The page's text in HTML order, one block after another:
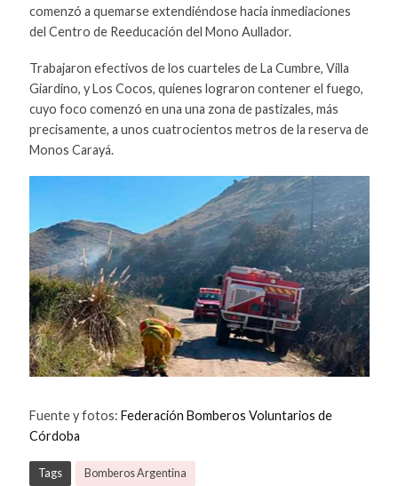
comenzó a quemarse extendiéndose hacia inmediaciones
del Centro de Reeducación del Mono Aullador.
Trabajaron efectivos de los cuarteles de La Cumbre, Villa
Giardino, y Los Cocos, quienes lograron contener el fuego,
cuyo foco comenzó en una una zona de pastizales, más
precisamente, a unos cuatrocientos metros de la reserva de
Monos Carayá.
Fuente y fotos: Federación Bomberos Voluntarios de
Córdoba
Tags Bomberos Argentina